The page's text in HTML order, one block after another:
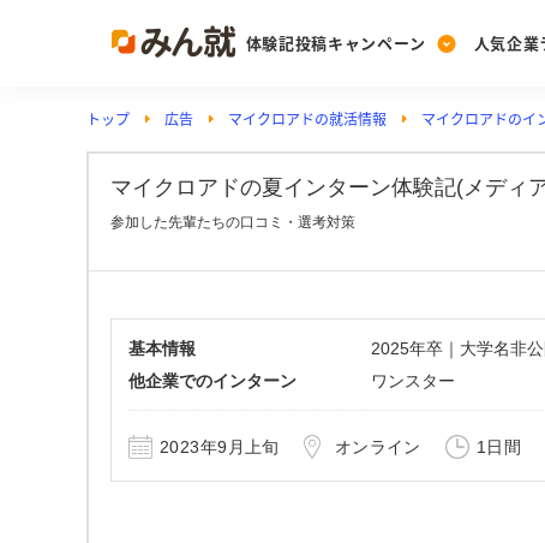
体験記投稿キャンペーン
Post
投稿する
人気企
Ranking
ランキングを見る
Vote
投票する
PickUp
注目の企業特集
動画で知ろう！業界・
トップ 広告 マイクロアドの就活情報 マイクロアドのイ
マイクロアドの夏インターン体験記(メディ
参加した先輩たちの口コミ・選考対策
基本情報
2025年卒｜大学名非
他企業でのインターン
ワンスター
2023年9月上旬 オンライン 1日間